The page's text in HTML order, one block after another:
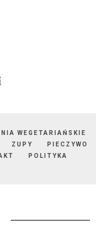
WEGETARIAŃSKIE
ZUPY
PIECZYWO
POLITYKA